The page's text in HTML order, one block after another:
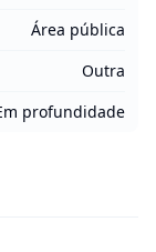
Área pública
Outra
profundidade